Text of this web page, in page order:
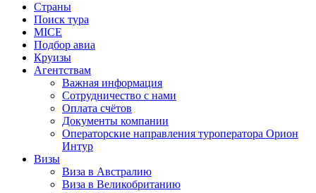
Страны
Поиск тура
MICE
Подбор авиа
Круизы
Агентствам
Важная информация
Сотрудничество с нами
Оплата счётов
Документы компании
Операторские направления туроператора Орион
Интур
Визы
Виза в Австралию
Виза в Великобританию